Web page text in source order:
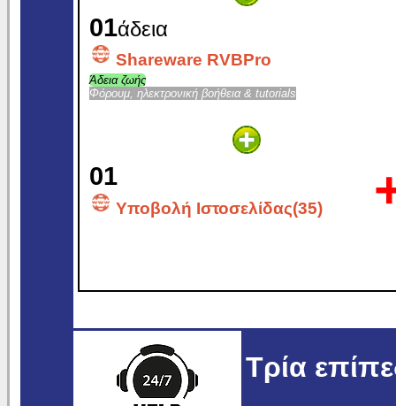
01άδεια
Shareware RVBPro
Άδεια ζωής
Φόρουμ, ηλεκτρονική βοήθεια & tutorials
01
Υποβολή Ιστοσελίδας(35)
Τρία